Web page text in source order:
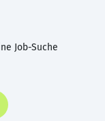
Job-Suche